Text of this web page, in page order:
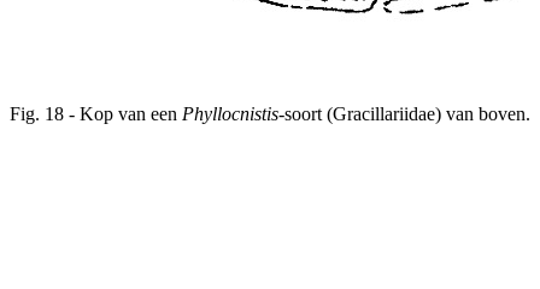
Fig. 18 - Kop van een Phyllocnistis-soort (Gracillariidae) van boven.